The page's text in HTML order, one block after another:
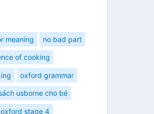
meaning no bad part
of cooking
oxford grammar
usborne cho bé
stage 4